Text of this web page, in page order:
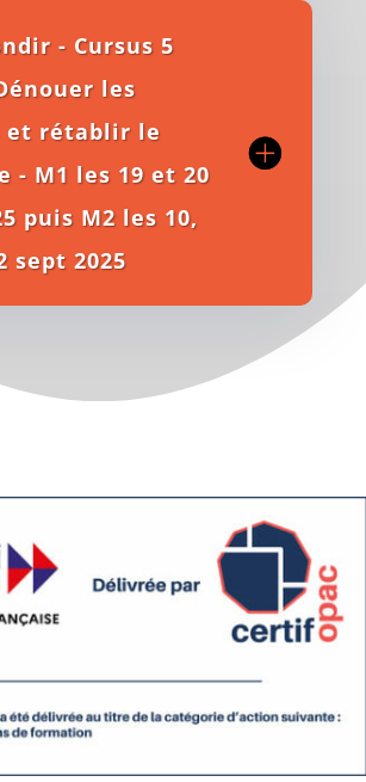
- Cursus 5
les
et rétablir le
- M1 les 19 et 20
puis M2 les 10,
sept 2025